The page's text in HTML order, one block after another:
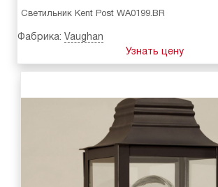
Светильник Kent Post WA0199.BR
Фабрика: Vaughan
Узнать цену